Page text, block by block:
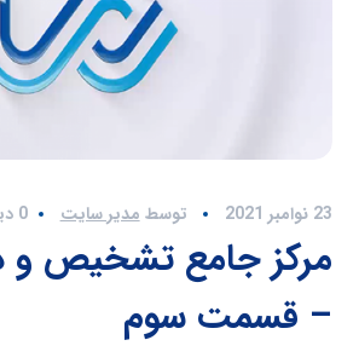
23 نوامبر 2021 توسطمدیر سایت 0 دیدگاه
مرکز جامع تشخیص و
– قسمت سوم